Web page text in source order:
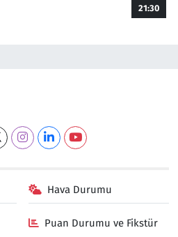
21:30
Hava Durumu
Puan Durumu ve Fikstür